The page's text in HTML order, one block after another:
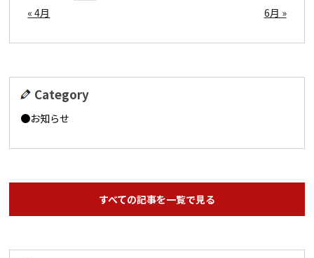
« 4月 6月 »
Category
お知らせ
すべての記事を一覧で見る